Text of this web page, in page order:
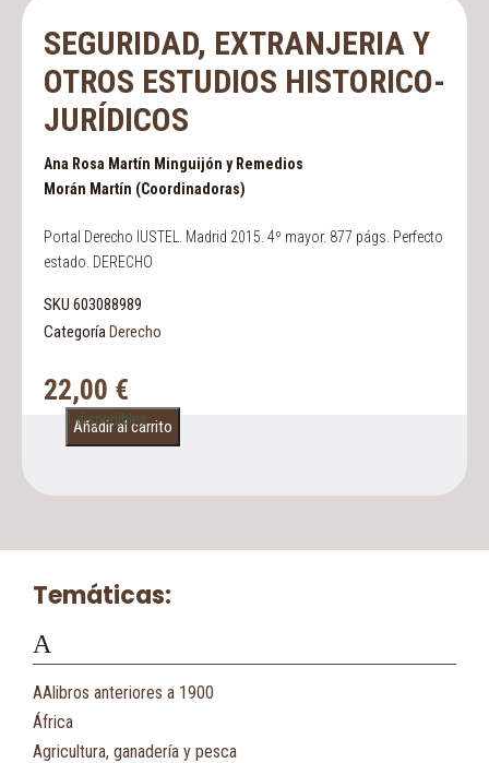
Temáticas:
A
AAlibros anteriores a 1900
África
Agricultura, ganadería y pesca
SEGURIDAD, EXTRANJERIA Y
OTROS ESTUDIOS HISTORICO-
JURÍDICOS
Ana Rosa Martín Minguijón y Remedios
Morán Martín (Coordinadoras)
Portal Derecho IUSTEL. Madrid 2015. 4º mayor. 877 págs. Perfecto
estado. DERECHO
SKU 603088989
CategoríaDerecho
22,00 €
1 disponibles
Añadir al carrito